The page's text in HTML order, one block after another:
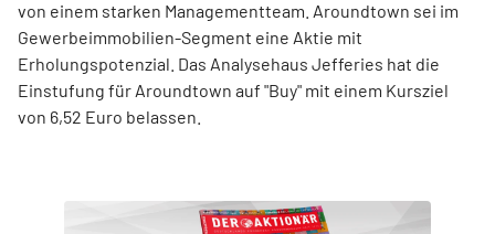
von einem starken Managementteam. Aroundtown sei im
Gewerbeimmobilien-Segment eine Aktie mit
Erholungspotenzial. Das Analysehaus Jefferies hat die
Einstufung für Aroundtown auf "Buy" mit einem Kursziel
von 6,52 Euro belassen.